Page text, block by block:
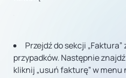
Przejdź do sekcji
przypadków. Następnie
kliknij „usuń fakturę” w menu